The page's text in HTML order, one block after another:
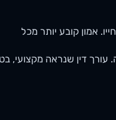
אמון קובע יותר מכל
לפני פגישה. עורך דין שנראה